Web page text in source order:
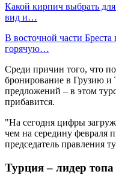
Какой кирпич выбрать
вид и…
В восточной части Бреста
горячую…
Среди причин того, что
бронирование в Грузию
предложений – в этом
прибавится.
"На сегодня цифры
чем на середину февраля
председатель правления
Турция – лидер топа